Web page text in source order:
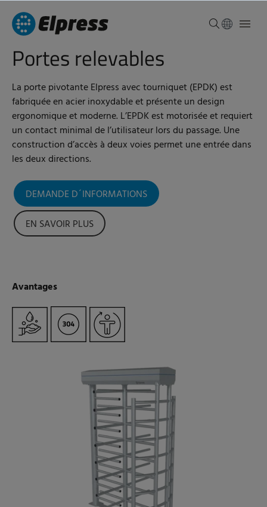
Portes relevables
La porte pivotante Elpress avec tourniquet (EPDK) est
fabriquée en acier inoxydable et présente un design
ergonomique et moderne. L’EPDK est motorisée et requiert
un contact minimal de l’utilisateur lors du passage. Une
construction d’accès à deux voies permet une entrée dans
les deux directions.
DEMANDE D´INFORMATIONS
EN SAVOIR PLUS
Avantages